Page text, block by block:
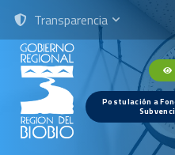
Transparencia
Postulación a